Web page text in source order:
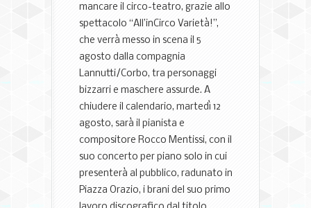
mancare il circo-teatro, grazie allo
spettacolo “All’inCirco Varietà!”,
che verrà messo in scena il 5
agosto dalla compagnia
Lannutti/Corbo, tra personaggi
bizzarri e maschere assurde. A
chiudere il calendario, martedì 12
agosto, sarà il pianista e
compositore Rocco Mentissi, con il
suo concerto per piano solo in cui
presenterà al pubblico, radunato in
Piazza Orazio, i brani del suo primo